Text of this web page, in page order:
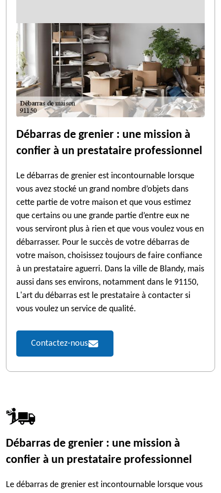
Débarras de grenier : une mission à
confier à un prestataire professionnel
Le débarras de grenier est incontournable lorsque
vous avez stocké un grand nombre d’objets dans
cette partie de votre maison et que vous estimez
que certains ou une grande partie d’entre eux ne
vous serviront plus à rien et que vous voulez vous en
débarrasser. Pour le succès de votre débarras de
votre maison, choisissez toujours de faire confiance
à un prestataire aguerri. Dans la ville de Blandy, mais
aussi dans ses environs, notamment dans le 91150,
L'art du débarras est le prestataire à contacter si
vous voulez un service de qualité.
Contactez-nous
Débarras de grenier : une mission à
confier à un prestataire professionnel
Le débarras de grenier est incontournable lorsque vous